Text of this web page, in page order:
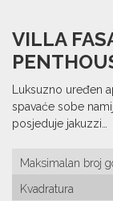
VILLA
Luksuzno uređen
spavaće sobe
posjeduje jakuzzi…
Maksimalan broj
Kvadratura